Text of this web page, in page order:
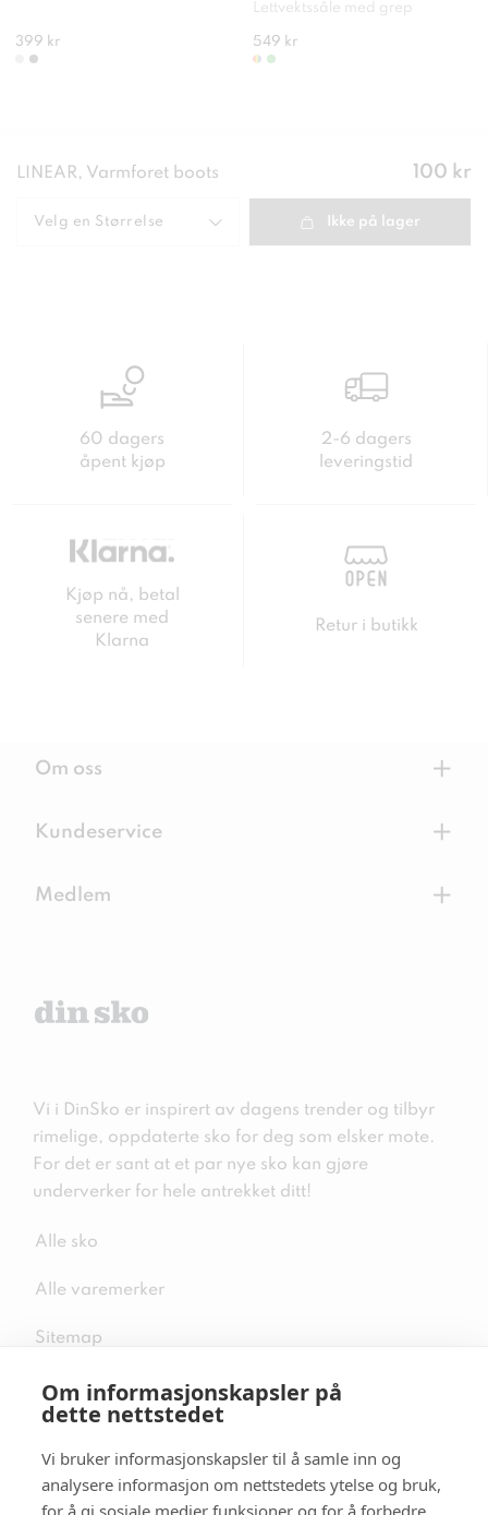
Om informasjonskapsler på
dette nettstedet
Vi bruker informasjonskapsler til å samle inn og
analysere informasjon om nettstedets ytelse og bruk,
for å gi sosiale medier funksjoner og for å forbedre
399 kr
Lettvektssåle med grep
549 kr
LINEAR, Varmforet boots Pris:
100 kr
Velg en Størrelse Ikke på lager
60 dagers
åpent kjøp
2-6 dagers
leveringstid
Kjøp nå, betal
senere med
Klarna
Retur i butikk
Om oss +
Kundeservice +
Medlem +
Vi i DinSko er inspirert av dagens trender og tilbyr
rimelige, oppdaterte sko for deg som elsker mote.
For det er sant at et par nye sko kan gjøre
underverker for hele antrekket ditt!
Alle sko
Alle varemerker
Sitemap
Følg oss i sosiale medier